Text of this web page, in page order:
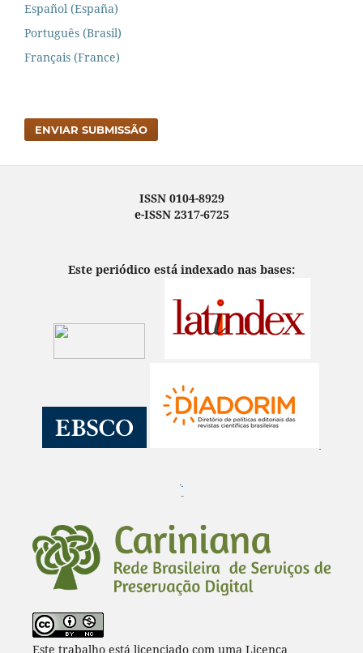
Español (España)
Português (Brasil)
Français (France)
ENVIAR SUBMISSÃO
ISSN 0104-8929
e-ISSN 2317-6725
Este periódico está indexado nas bases:
¨
Este trabalho está licenciado com uma Licença